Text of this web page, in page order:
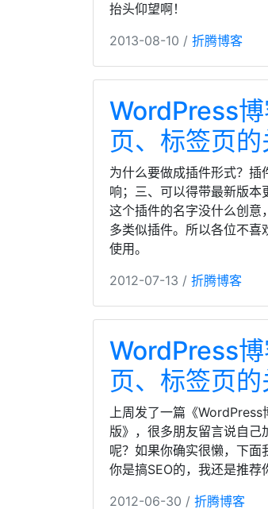
抬头仰望啊！
2013-08-10 / 折腾博客
WordPress
页、标签页
为什么要做成插件形式？
响；三、可以得带最新版本
这个插件的名字没什么创
多类似插件。所以各位不
使用。
2012-07-13 / 折腾博客
WordPress
页、标签页
上周发了一篇《
版》，很多朋友留言说自
呢？如果你确实很懒，下
你是搞SEO的，我还是推荐
2012-06-30 / 折腾博客